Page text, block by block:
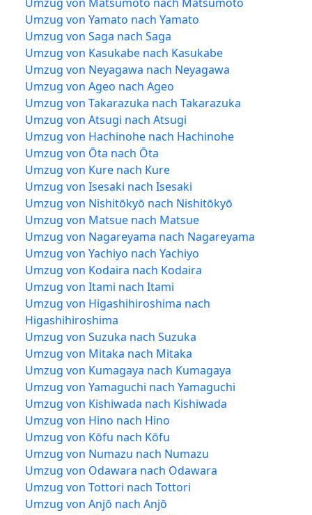
Umzug von Yamato nach Yamato
Umzug von Saga nach Saga
Umzug von Kasukabe nach Kasukabe
Umzug von Neyagawa nach Neyagawa
Umzug von Ageo nach Ageo
Umzug von Takarazuka nach Takarazuka
Umzug von Atsugi nach Atsugi
Umzug von Hachinohe nach Hachinohe
Umzug von Ōta nach Ōta
Umzug von Kure nach Kure
Umzug von Isesaki nach Isesaki
Umzug von Nishitōkyō nach Nishitōkyō
Umzug von Matsue nach Matsue
Umzug von Nagareyama nach Nagareyama
Umzug von Yachiyo nach Yachiyo
Umzug von Kodaira nach Kodaira
Umzug von Itami nach Itami
Umzug von Higashihiroshima nach
Higashihiroshima
Umzug von Suzuka nach Suzuka
Umzug von Mitaka nach Mitaka
Umzug von Kumagaya nach Kumagaya
Umzug von Yamaguchi nach Yamaguchi
Umzug von Kishiwada nach Kishiwada
Umzug von Hino nach Hino
Umzug von Kōfu nach Kōfu
Umzug von Numazu nach Numazu
Umzug von Odawara nach Odawara
Umzug von Tottori nach Tottori
Umzug von Anjō nach Anjō